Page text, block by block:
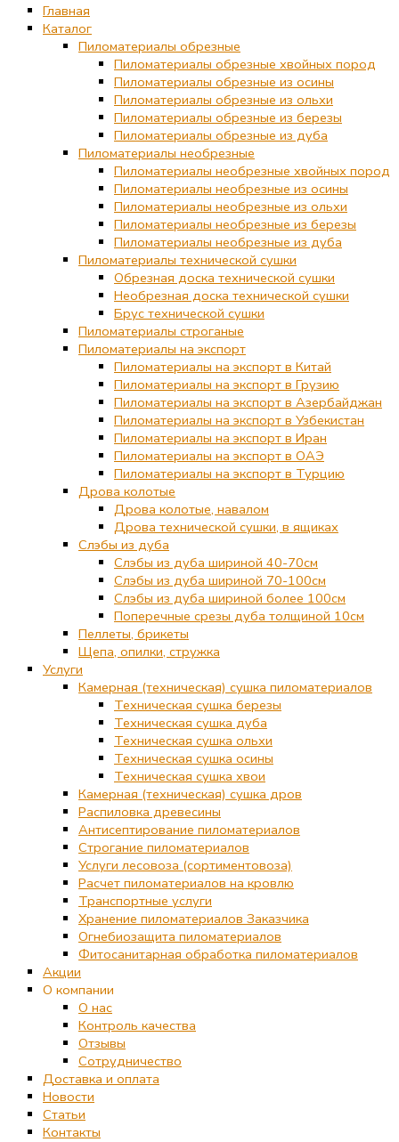
Главная
Каталог
Пиломатериалы обрезные
Пиломатериалы обрезные хвойных пород
Пиломатериалы обрезные из осины
Пиломатериалы обрезные из ольхи
Пиломатериалы обрезные из березы
Пиломатериалы обрезные из дуба
Пиломатериалы необрезные
Пиломатериалы необрезные хвойных пород
Пиломатериалы необрезные из осины
Пиломатериалы необрезные из ольхи
Пиломатериалы необрезные из березы
Пиломатериалы необрезные из дуба
Пиломатериалы технической сушки
Обрезная доска технической сушки
Необрезная доска технической сушки
Брус технической сушки
Пиломатериалы строганые
Пиломатериалы на экспорт
Пиломатериалы на экспорт в Китай
Пиломатериалы на экспорт в Грузию
Пиломатериалы на экспорт в Азербайджан
Пиломатериалы на экспорт в Узбекистан
Пиломатериалы на экспорт в Иран
Пиломатериалы на экспорт в ОАЭ
Пиломатериалы на экспорт в Турцию
Дрова колотые
Дрова колотые, навалом
Дрова технической сушки, в ящиках
Слэбы из дуба
Слэбы из дуба шириной 40-70см
Слэбы из дуба шириной 70-100см
Слэбы из дуба шириной более 100см
Поперечные срезы дуба толщиной 10см
Пеллеты, брикеты
Щепа, опилки, стружка
Услуги
Камерная (техническая) сушка пиломатериалов
Техническая сушка березы
Техническая сушка дуба
Техническая сушка ольхи
Техническая сушка осины
Техническая сушка хвои
Камерная (техническая) сушка дров
Распиловка древесины
Антисептирование пиломатериалов
Строгание пиломатериалов
Услуги лесовоза (сортиментовоза)
Расчет пиломатериалов на кровлю
Транспортные услуги
Хранение пиломатериалов Заказчика
Огнебиозащита пиломатериалов
Фитосанитарная обработка пиломатериалов
Акции
О компании
О нас
Контроль качества
Отзывы
Сотрудничество
Доставка и оплата
Новости
Статьи
Контакты